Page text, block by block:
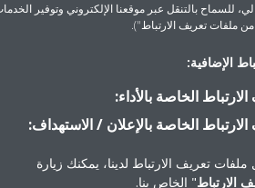
الشركة
بالتنقل عبر موقعنا الإلكتروني وتوفير الخدمات التي
تعريف الارتباط").
الخاصة بالأداء:
الخاصة بالإعلان / الاستهداف:
الارتباط لدينا، يمكنك زيارة
" الخاص بنا.